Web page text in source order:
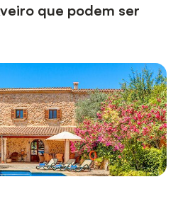
que podem ser